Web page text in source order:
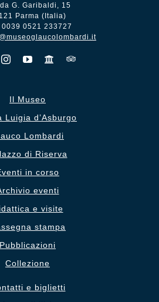
G. Garibaldi, 15
Parma (Italia)
0039 0521 233727
Il Museo
Luigia d’Asburgo
Lombardi
di Riserva
in corso
eventi
e visite
stampa
Pubblicazioni
Collezione
e biglietti